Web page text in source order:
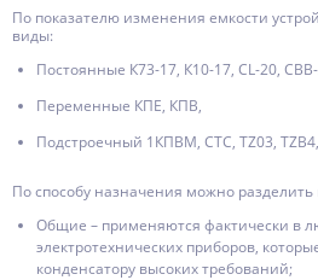
По показателю изменения емкости
виды:
Постоянные К73-17, К10-17, CL-20,
Переменные КПЕ, КПВ,
Подстроечный 1КПВМ, СТС, TZ03,
По способу назначения можно разделить
Общие – применяются фактически в
электротехнических приборов,
конденсатору высоких требований;